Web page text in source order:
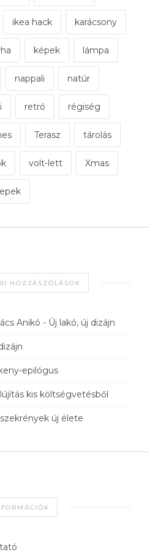
ikea hack karácsony
képek lámpa
nappali natúr
retró régiség
Terasz tárolás
volt-lett Xmas
HOZZÁSZÓLÁSOK
Anikó - Új lakó, új dizájn
epilógus
kis költségvetésből
új élete